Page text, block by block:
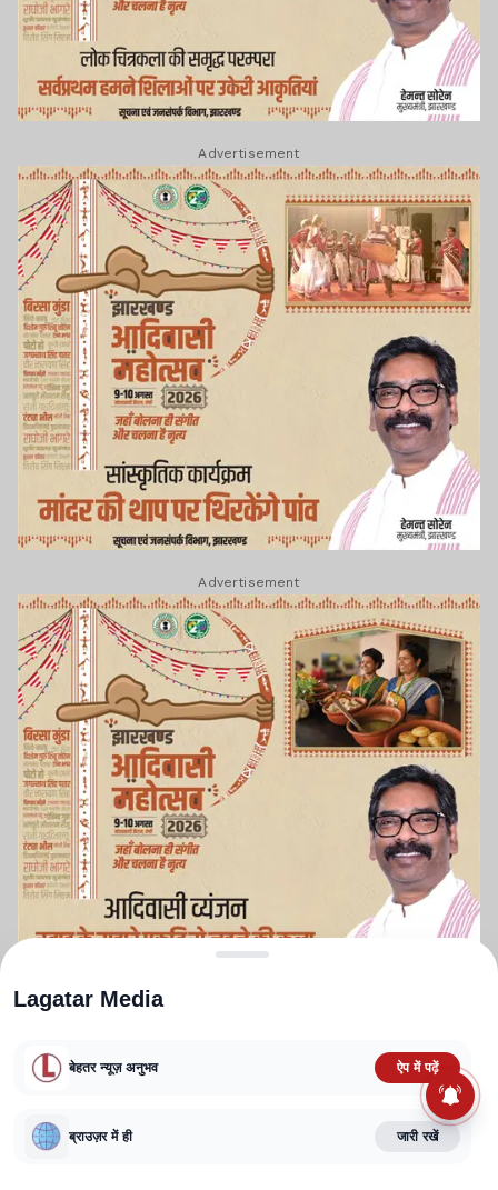
Advertisement
Advertisement
TERMS AND CONDITIONS
CORRECTIONS POLICY
FACT CHECKING POLICY
Lagatar Media
बेहतर न्यूज़ अनुभव ऐप में पढ़ें
ब्राउज़र में ही जारी रखें